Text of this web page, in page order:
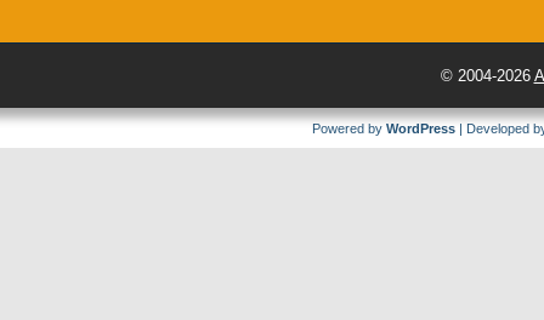
© 2004-2026
Powered by WordPress | Developed